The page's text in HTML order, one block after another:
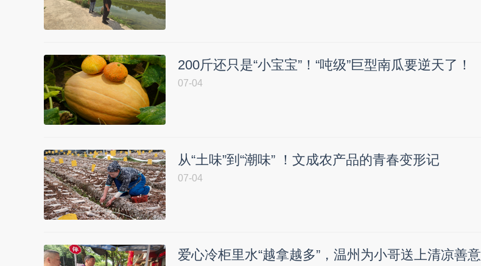
200斤还只是“小宝宝”！“吨级”巨型南瓜要逆天了！
07-04
从“土味”到“潮味” ！文成农产品的青春变形记
07-04
爱心冷柜里水“越拿越多”，温州为小哥送上清凉善意